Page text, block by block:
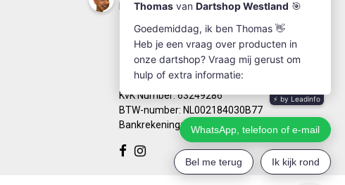
DartshopWestland.nl
info@dartshopwestland.nl
Kleine Woerdlaan 19
2671 CA - Naaldwijk
KvK Number: 63249286
BTW-number: NL002184030B77
Bankrekening: NL67RABO0125923279